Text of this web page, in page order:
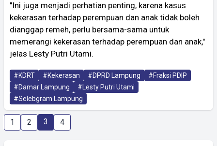
"Ini juga menjadi perhatian penting, karena kasus
kekerasan terhadap perempuan dan anak tidak boleh
dianggap remeh, perlu bersama-sama untuk
memerangi kekerasan terhadap perempuan dan anak,"
jelas Lesty Putri Utami.
#KDRT #Kekerasan #DPRD Lampung
#Fraksi PDIP
#Damar Lampung
#Lesty Putri Utami
#Selebgram Lampung
1 2 3 4